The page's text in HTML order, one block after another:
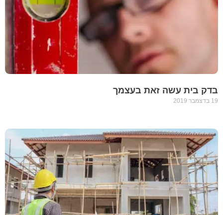
בדק בית עשה זאת בעצמך
19 בדצמבר 2019